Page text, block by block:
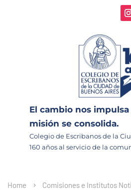
El cambio nos
misión se consolida.
Colegio de Escribanos de la
160 años al servicio de la
Home Comisiones e Institutos